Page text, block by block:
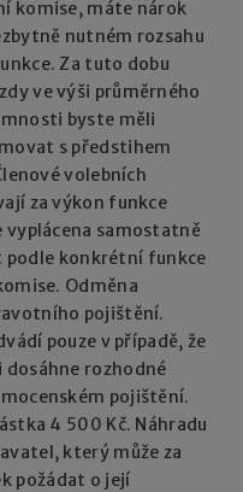
komise, máte nárok
nutném rozsahu
Za tuto dobu
ve výši průměrného
byste měli
s předstihem
volebních
za výkon funkce
vyplácena samostatně
podle konkrétní funkce
Odměna
pojištění.
pouze v případě, že
dosáhne rozhodné
pojištění.
4 500 Kč. Náhradu
který může za
požádat o její